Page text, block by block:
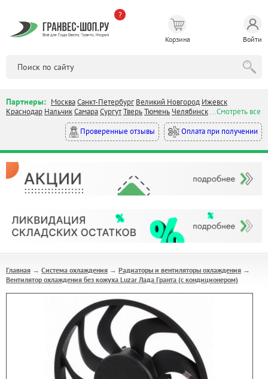
?
Корзина Войти
Партнеры: МоскваСанкт-Петербург Великий Новгород Ижевск
Краснодар НальчикСамараСургутТверьТюмень Челябинск...Смотреть все
Проверенные отзывы
Оплата при получении
Главная → Система охлаждения → Радиаторы и вентиляторы охлаждения →
Вентилятор охлаждения без кожуха Luzar Лада Гранта (с кондиционером)